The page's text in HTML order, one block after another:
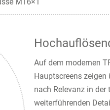
Auf dem modernen
Hauptscreens
nach Relevanz in
weiterführenden